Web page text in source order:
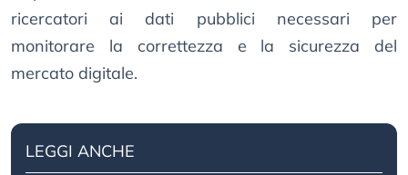
ricercatori ai dati pubblici necessari per
monitorare la correttezza e la sicurezza del
mercato digitale.
LEGGI ANCHE